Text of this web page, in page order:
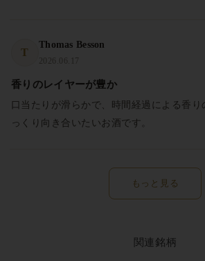
T
Thomas Besson
2026.06.17
香りのレイヤーが豊か
口当たりが滑らかで、時間経過による香
っくり向き合いたいお酒です。
もっと見る
関連銘柄